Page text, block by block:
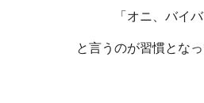
「オニ、バイバ
と言うのが習慣とな